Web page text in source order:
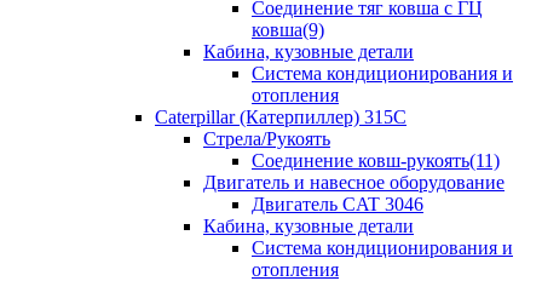
Соединение тяг ковша с ГЦ
ковша(9)
Кабина, кузовные детали
Система кондиционирования и
отопления
Caterpillar (Катерпиллер) 315C
Стрела/Рукоять
Соединение ковш-рукоять(11)
Двигатель и навесное оборудование
Двигатель CAT 3046
Кабина, кузовные детали
Система кондиционирования и
отопления